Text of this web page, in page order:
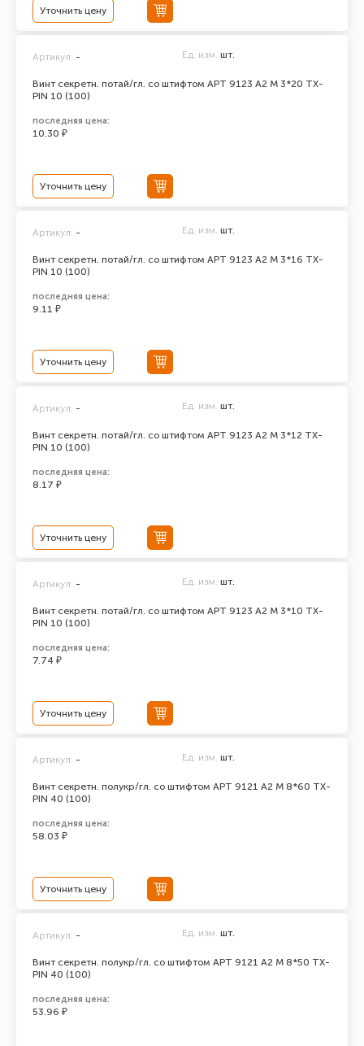
Уточнить цену
Винт секретн. потай/гл. со штифтом АРТ 9123 А2 M 3*20 TX-
PIN 10 (100)
Артикул: - Ед. изм. шт.
последняя цена:
10.30 ₽
Уточнить цену
Винт секретн. потай/гл. со штифтом АРТ 9123 А2 M 3*16 TX-
PIN 10 (100)
Артикул: - Ед. изм. шт.
последняя цена:
9.11 ₽
Уточнить цену
Винт секретн. потай/гл. со штифтом АРТ 9123 А2 M 3*12 TX-
PIN 10 (100)
Артикул: - Ед. изм. шт.
последняя цена:
8.17 ₽
Уточнить цену
Винт секретн. потай/гл. со штифтом АРТ 9123 А2 M 3*10 TX-
PIN 10 (100)
Артикул: - Ед. изм. шт.
последняя цена:
7.74 ₽
Уточнить цену
Винт секретн. полукр/гл. со штифтом АРТ 9121 А2 M 8*60 TX-
PIN 40 (100)
Артикул: - Ед. изм. шт.
последняя цена:
58.03 ₽
Уточнить цену
Винт секретн. полукр/гл. со штифтом АРТ 9121 А2 M 8*50 TX-
PIN 40 (100)
Артикул: - Ед. изм. шт.
последняя цена:
53.96 ₽